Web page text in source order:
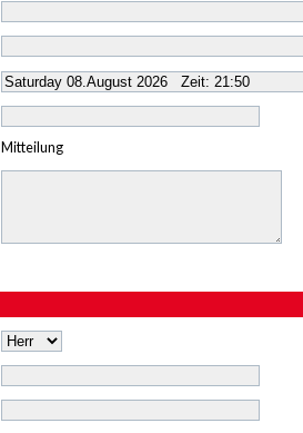
Mitteilung